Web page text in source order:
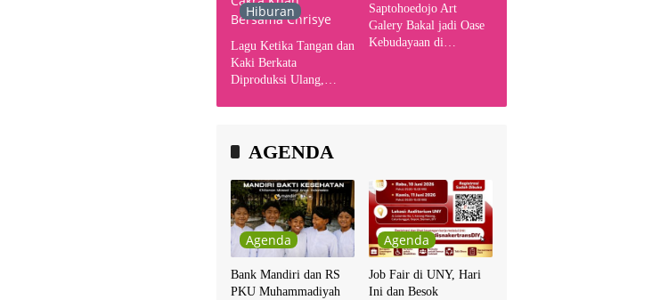
Hiburan
Lagu Ketika Tangan dan
Kaki Berkata
Diproduksi Ulang,
Saptohoedojo Art
Galery Bakal jadi Oase
Kebudayaan di
AGENDA
Agenda
Bank Mandiri dan RS
PKU Muhammadiyah
Agenda
Job Fair di UNY, Hari
Ini dan Besok